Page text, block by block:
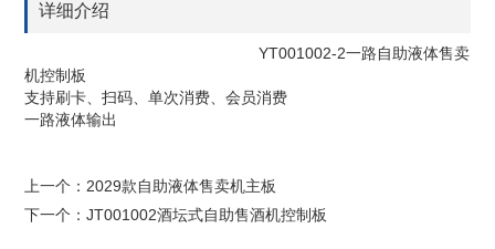
详细介绍
YT001002-2一路自助液体售卖
机控制板
支持刷卡、扫码、单次消费、会员消费
一路液体输出
上一个： 2029款自助液体售卖机主板
下一个： JT001002酒坛式自助售酒机控制板